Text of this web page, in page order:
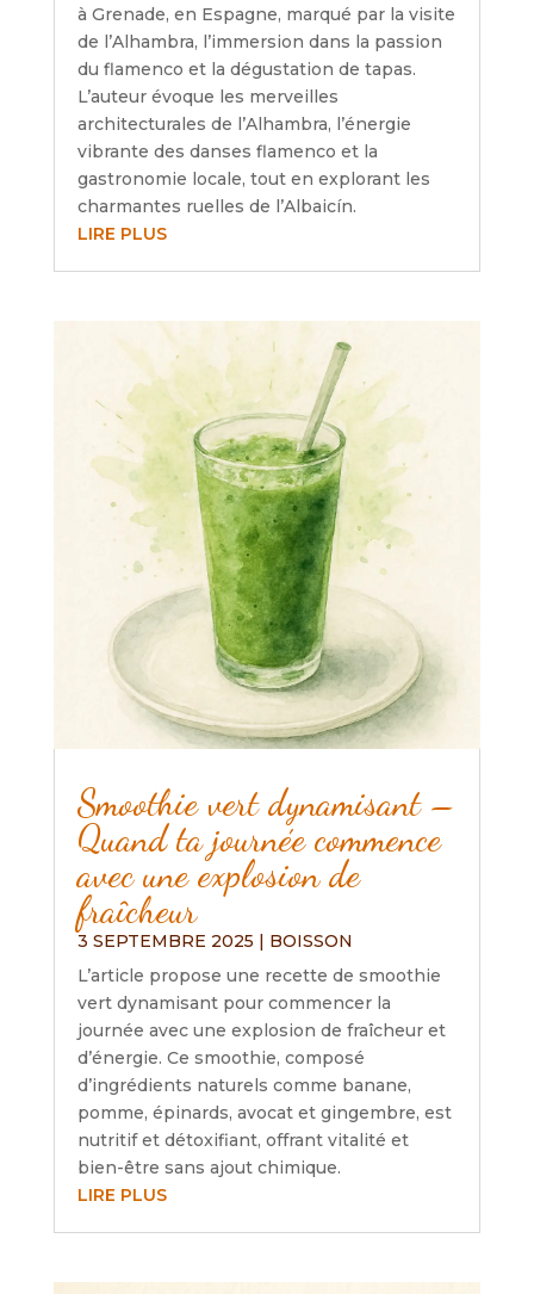
à Grenade, en Espagne, marqué par la visite
de l’Alhambra, l’immersion dans la passion
du flamenco et la dégustation de tapas.
L’auteur évoque les merveilles
architecturales de l’Alhambra, l’énergie
vibrante des danses flamenco et la
gastronomie locale, tout en explorant les
charmantes ruelles de l’Albaicín.
LIRE PLUS
Smoothie vert dynamisant –
Quand ta journée commence
avec une explosion de
fraîcheur
3 SEPTEMBRE 2025 | BOISSON
L’article propose une recette de smoothie
vert dynamisant pour commencer la
journée avec une explosion de fraîcheur et
d’énergie. Ce smoothie, composé
d’ingrédients naturels comme banane,
pomme, épinards, avocat et gingembre, est
nutritif et détoxifiant, offrant vitalité et
bien-être sans ajout chimique.
LIRE PLUS